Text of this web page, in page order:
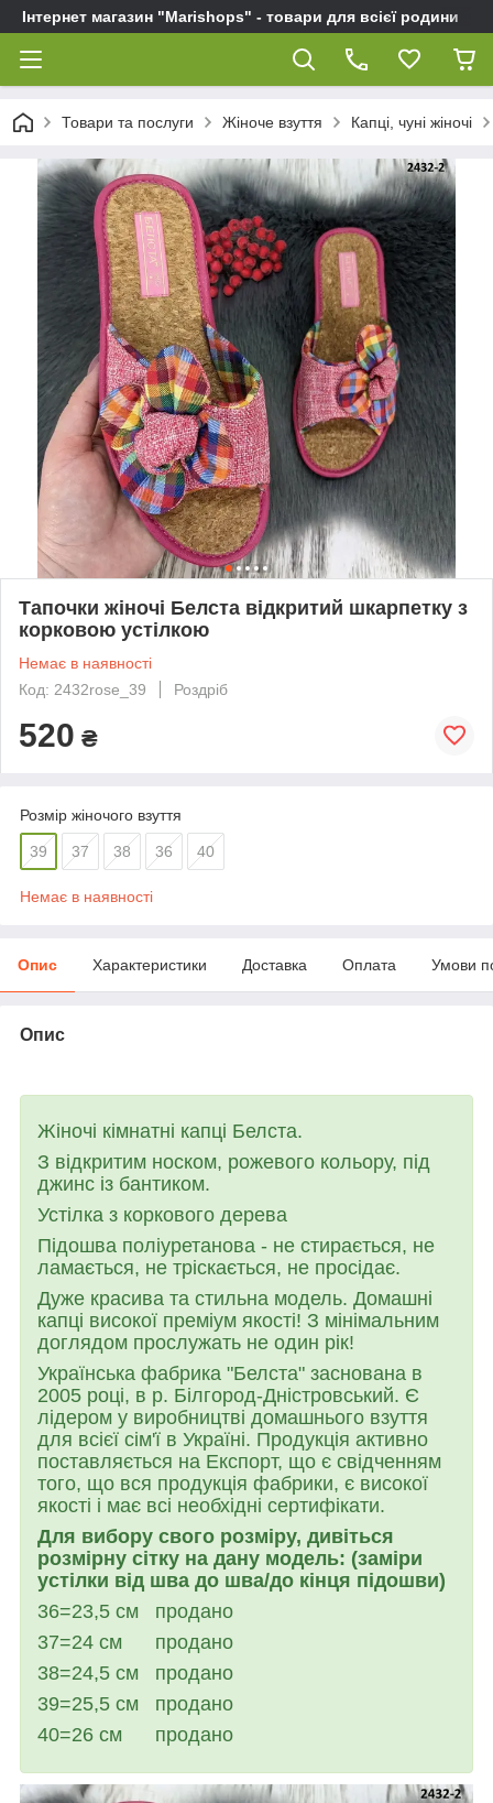
Інтернет магазин "Marishops" - товари для всієї родини
Товари та послуги Жіноче взуття Капці, чуні жіночі
Тапочки жіночі Белста відкритий шкарпетку з
корковою устілкою
Немає в наявності
Код: 2432rose_39
Роздріб
520 ₴
Розмір жіночого взуття
39 37 38 36 40
Немає в наявності
Опис Характеристики Доставка Оплата Умови
Опис
Жіночі кімнатні капці Белста.
З відкритим носком, рожевого кольору, під
джинс із бантиком.
Устілка з коркового дерева
Підошва поліуретанова - не стирається, не
ламається, не тріскається, не просідає.
Дуже красива та стильна модель. Домашні
капці високої преміум якості! З мінімальним
доглядом прослужать не один рік!
Українська фабрика "Белста" заснована в
2005 році, в р. Білгород-Дністровський. Є
лідером у виробництві домашнього взуття
для всієї сім'ї в Україні. Продукція активно
поставляється на Експорт, що є свідченням
того, що вся продукція фабрики, є високої
якості і має всі необхідні сертифікати.
Для вибору свого розміру, дивіться
розмірну сітку на дану модель: (заміри
устілки від шва до шва/до кінця підошви)
36=23,5 см продано
37=24 см продано
38=24,5 см продано
39=25,5 см продано
40=26 см
продано